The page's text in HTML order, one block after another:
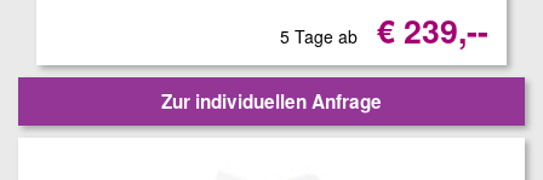
5 Tage ab € 239,--
Zur individuellen Anfrage